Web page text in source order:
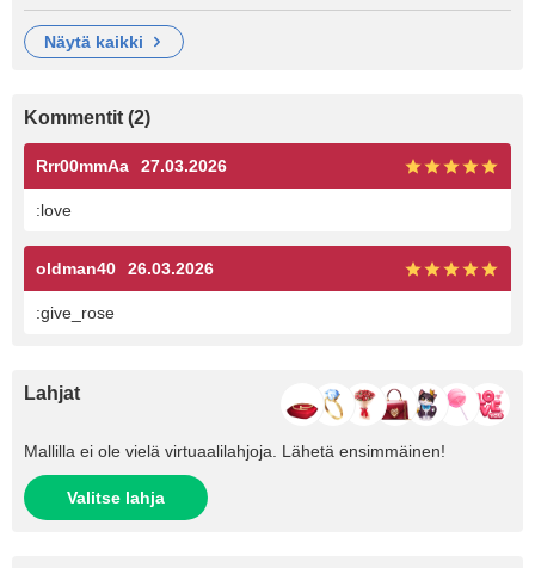
näytä kaikki
Kommentit (2)
Rrr00mmAa 27.03.2026
:love
oldman40 26.03.2026
:give_rose
Lahjat
Mallilla ei ole vielä virtuaalilahjoja. Lähetä ensimmäinen!
Valitse lahja